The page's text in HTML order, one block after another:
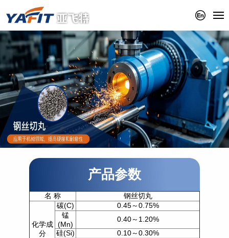
产品参数
名 称 钢丝切丸
化学成
分
碳(C)
0.45～0.75%
锰
(Mn)
0.40～1.20%
硅(Si)
0.10～0.30%